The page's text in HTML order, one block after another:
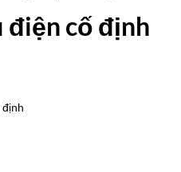
điện cố định